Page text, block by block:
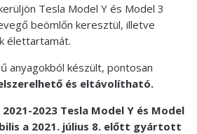
Tesla Model Y és Model 3
beömlőn keresztül, illetve
élettartamát.
anyagokból készült, pontosan
és eltávolítható.
2023 Tesla Model Y és Model
a 2021. július 8. előtt gyártott